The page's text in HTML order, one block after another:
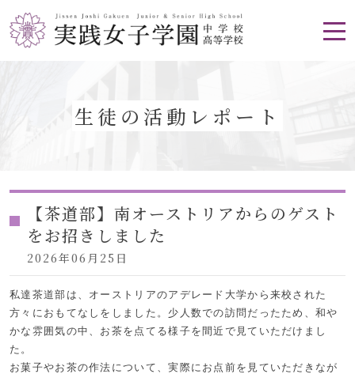
生徒の活動レポート
【茶道部】南オーストリアからのゲスト
をお招きしました
2026年06月25日
私達茶道部は、オーストリアのアデレード大学から来校された
方々におもてなしをしました。少人数での訪問だったため、和や
かな雰囲気の中、お茶を点てる様子を間近で見ていただけまし
た。
お菓子やお茶の作法について、実際にお点前を見ていただきなが